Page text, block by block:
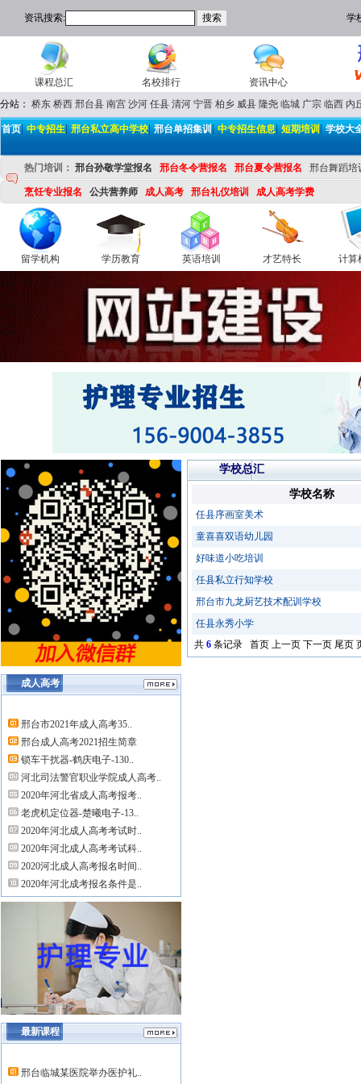
资讯搜索: 学
课程总汇 名校排行
资讯中心
分站： 桥东 桥西 邢台县 南宫 沙河 任县 清河 宁晋 柏乡 威县 隆尧 临城 广宗 临西 内
首页|中专招生|邢台私立高中学校|邢台单招集训|中专招生信息|短期培训|学校大
热门培训： 邢台孙敬学堂报名 邢台冬令营报名 邢台夏令营报名 邢台舞蹈培
烹饪专业报名 公共营养师 成人高考 邢台礼仪培训 成人高考学费
留学机构 学历教育 英语培训 才艺特长 计算
成人高考
邢台市2021年成人高考35..
邢台成人高考2021招生简章
锁车干扰器-鹤庆电子-130..
河北司法警官职业学院成人高考..
2020年河北省成人高考报考..
老虎机定位器-楚曦电子-13..
2020年河北成人高考考试时..
2020年河北成人高考考试科..
2020河北成人高考报名时间..
2020年河北成考报名条件是..
最新课程
邢台临城某医院举办医护礼..
学校总汇
学校名称
任县序画室美术
童喜喜双语幼儿园
好味道小吃培训
任县私立行知学校
邢台市九龙厨艺技术配训学校
任县永秀小学
共 6 条记录 首页 上一页 下一页 尾页